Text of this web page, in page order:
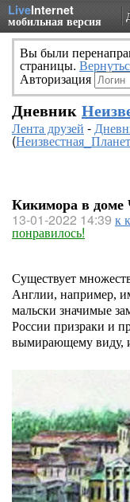
LiveInternet
мобильная версия
Вы были
страницы.
Авторизация
Дневник
Лента друзей -
(
Кикимора в
13-01-2022 14:39 к
понравилось!
Существует
Англии, например,
мальски значимые
России призраки и
вымирающему виду,